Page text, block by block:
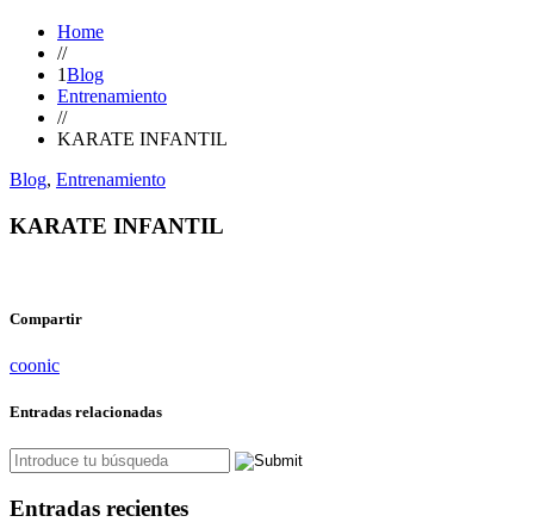
Home
//
1Blog
Entrenamiento
//
KARATE INFANTIL
Blog, Entrenamiento
KARATE INFANTIL
Compartir
coonic
Entradas relacionadas
Entradas recientes